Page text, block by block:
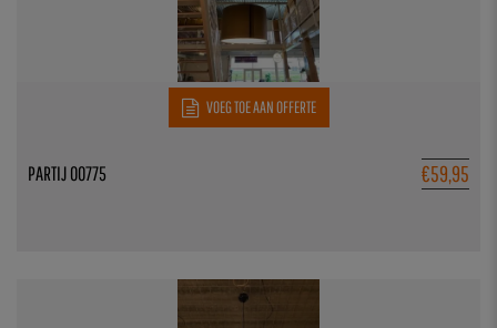
VOEG TOE AAN OFFERTE
€59,95
PARTIJ 00775